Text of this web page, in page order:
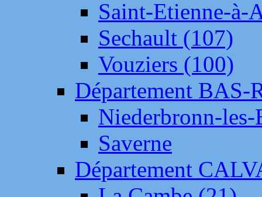
Saint-Etienne-à-
Sechault (107)
Vouziers (100)
Département BAS-
Niederbronn-
Saverne
Département